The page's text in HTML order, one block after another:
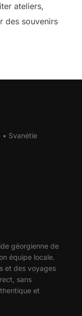
ateliers,
des souvenirs
• Svanétie
géorgienne de
équipe locale.
et des voyages
sans
et